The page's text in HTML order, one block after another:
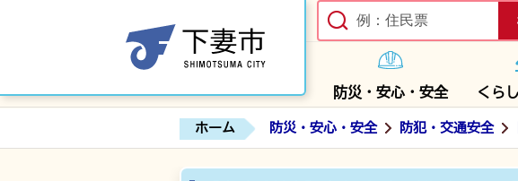
防災・安心・安全 くら
ホーム 防災・安心・安全 防犯・交通安全